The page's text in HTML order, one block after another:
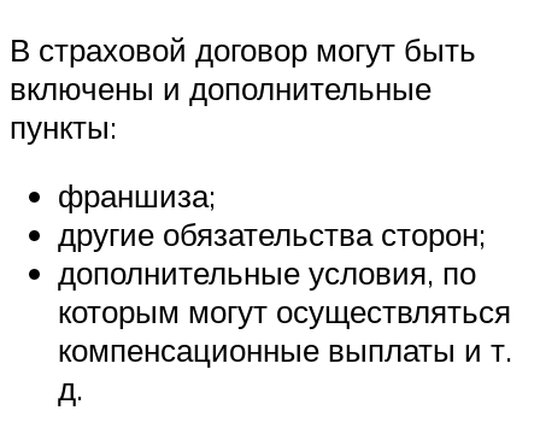
В страховой договор могут быть
включены и дополнительные
пункты:
франшиза;
другие обязательства сторон;
дополнительные условия, по
которым могут осуществляться
компенсационные выплаты и т.
д.